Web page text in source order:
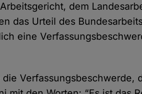
dem
das Urteil des
eine
Verfassungsbeschwerde,